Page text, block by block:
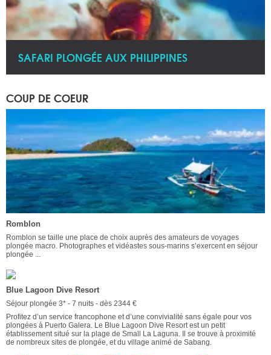
SAFARI PLONGÉE AUX PHILIPPINES
COUP DE COEUR
Romblon
Romblon se taille une place de choix auprès des amateurs de voyages
plongée macro. Photographes et vidéastes sous-marins s’exercent en séjour
plongée ...
Blue Lagoon Dive Resort
Séjour plongée 3* - 7 nuits - dès 2344 €
Profitez d’un service francophone et d’une convivialité sans égale pour vos
plongées à Puerto Galera. Le Blue Lagoon Dive Resort est un petit
établissement situé sur la plage de Small La Laguna. Il se trouve à proximité
de nombreux sites de plongée, et du village animé de Sabang.